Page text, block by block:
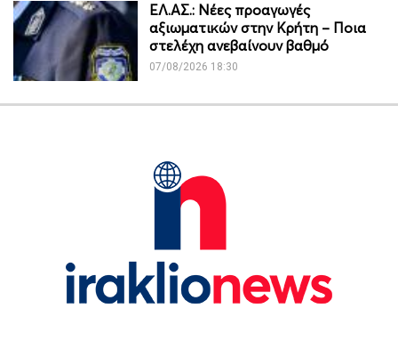
ΕΛ.ΑΣ.: Νέες προαγωγές
αξιωματικών στην Κρήτη – Ποια
στελέχη ανεβαίνουν βαθμό
07/08/2026 18:30